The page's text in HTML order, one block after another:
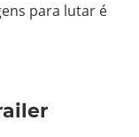
para lutar é